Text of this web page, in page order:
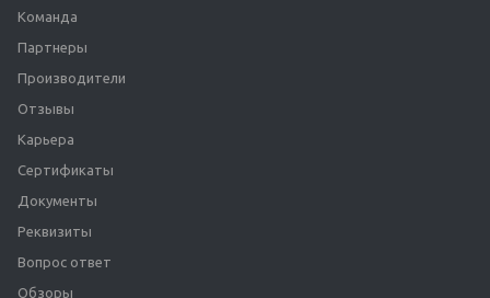
Команда
Партнеры
Производители
Отзывы
Карьера
Сертификаты
Документы
Реквизиты
Вопрос ответ
Обзоры